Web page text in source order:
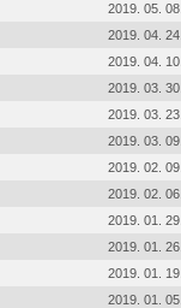
2019. 05. 08.
2019. 04. 24.
2019. 04. 10.
2019. 03. 30.
2019. 03. 23.
2019. 03. 09.
2019. 02. 09.
2019. 02. 06.
2019. 01. 29.
2019. 01. 26.
2019. 01. 19.
2019. 01. 05.